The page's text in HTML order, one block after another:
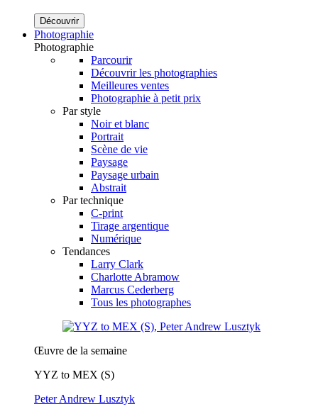
Découvrir
Photographie
Photographie
Parcourir
Découvrir les photographies
Meilleures ventes
Photographie à petit prix
Par style
Noir et blanc
Portrait
Scène de vie
Paysage
Paysage urbain
Abstrait
Par technique
C-print
Tirage argentique
Numérique
Tendances
Larry Clark
Charlotte Abramow
Marcus Cederberg
Tous les photographes
Œuvre de la semaine
YYZ to MEX (S)
Peter Andrew Lusztyk